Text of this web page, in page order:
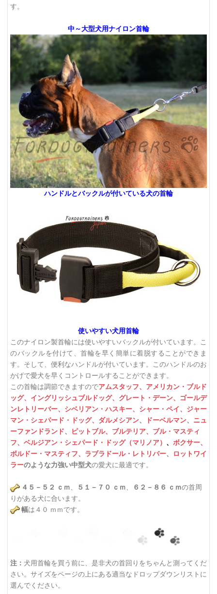
す。
中～大型犬用ナイロン首輪
ハンドルとバックルが付いている犬の首輪
使いやすい犬用首輪
このナイロン製首輪には使いやすいバックルが付いています。こ
のバックルを付けて、首輪を早く簡単に着脱することができま
す。そして、便利なハンドルが付いています。このハンドルのお
かげで愛犬を早くコントロールすることができます。
この首輪は調節できますのでアムスタッフ、 アメリカン・ブルド
ッグ、 イングリッシュブルドッグ、 グレート・デーン、 ゴールデ
ンレトリーバー、 シベリアン・ハスキー、 シャー・ペイ、 ジャー
マン・シェパード・ドッグ、 ダルメシアン、 ドーベルマン、 ニュ
ーファンドランド、 ピットブル、 ブルテリア、 ブル・マスティ
フ、 ベルジアン・シェパード・ドッグ（マリノア） 、 ボクサー、
ボルドー・マスティフ、 ラブラドール・レトリバー、
ロットワイ
ラーのような力強い中型犬の愛犬に最適です。
４５－５２ ｃｍ ５１－７０ ｃｍ ６２－８６ ｃｍの首周
りがある犬に合います。
幅は４０ ｍｍです。
注： 犬用首輪を買う前に、是非犬の首回りをちゃんと測ってくだ
さい。サイズをページの上にある適当なドロップダウンリストに
選んでください。